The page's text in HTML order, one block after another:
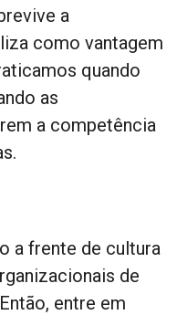
a
como vantagem
quando
as
a competência
a frente de cultura
de
entre em